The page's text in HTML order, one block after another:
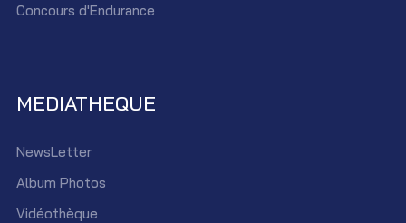
Concours d'Endurance
MEDIATHEQUE
NewsLetter
Album Photos
Vidéothèque